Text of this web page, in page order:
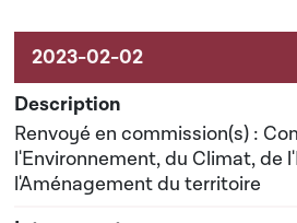
Renvoyé en commission(s) :
l'Environnement, du Climat, de
l'Aménagement du territoire